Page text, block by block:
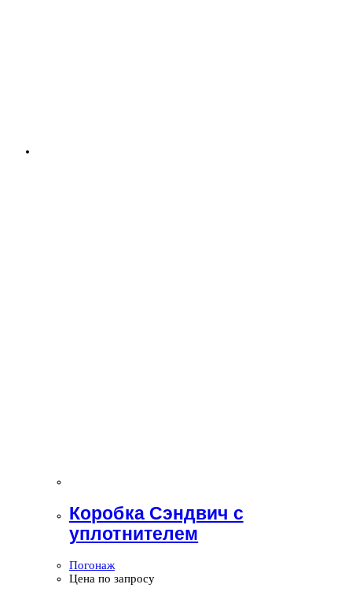
Коробка Сэндвич с
уплотнителем
Погонаж
Цена по запросу